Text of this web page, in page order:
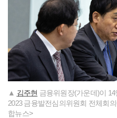
▲ 김주현 금융위원장(가운데)이
2023 금융발전심의위원회 전체회
합뉴스>